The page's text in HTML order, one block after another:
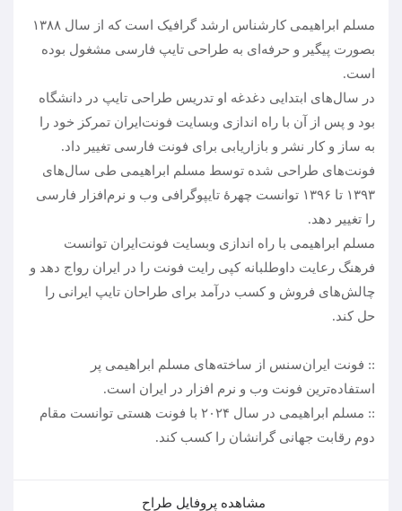
مسلم ابراهیمی کارشناس ارشد گرافیک است که از سال ۱۳۸۸
بصورت پیگیر و حرفه‌ای به طراحی تایپ فارسی مشغول بوده
در سال‌های ابتدایی دغدغه او تدریس طراحی تایپ در دانشگاه‌
بود و پس از آن با راه اندازی وبسایت فونت‌ایران تمرکز خود را
فونت‌های طراحی شده توسط مسلم ابراهیمی طی سال‌های
۱۳۹۳ تا ۱۳۹۶ توانست چهرهٔ تایپوگرافی وب و نرم‌افزار فارسی
مسلم ابراهیمی با راه اندازی وبسایت فونت‌ایران توانست
فرهنگ رعایت داوطلبانه کپی رایت فونت را در ایران رواج دهد و
چالش‌های فروش و کسب درآمد برای طراحان تایپ ایرانی را
:: فونت ایران‌سنس از ساخته‌‌های مسلم ابراهیمی پر
:: مسلم ابراهیمی در سال ۲۰۲۴ با فونت هستی توانست مقام
دوم رقابت جهانی گرانشان را کسب کند.
مشاهده پروفایل طراح